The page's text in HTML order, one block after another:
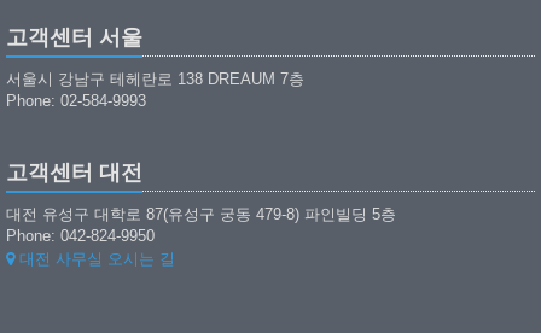
고객센터 서울
서울시 강남구 테헤란로 138 DREAUM 7층
Phone: 02-584-9993
고객센터 대전
대전 유성구 대학로 87(유성구 궁동 479-8) 파인빌딩 5층
Phone: 042-824-9950
대전 사무실 오시는 길